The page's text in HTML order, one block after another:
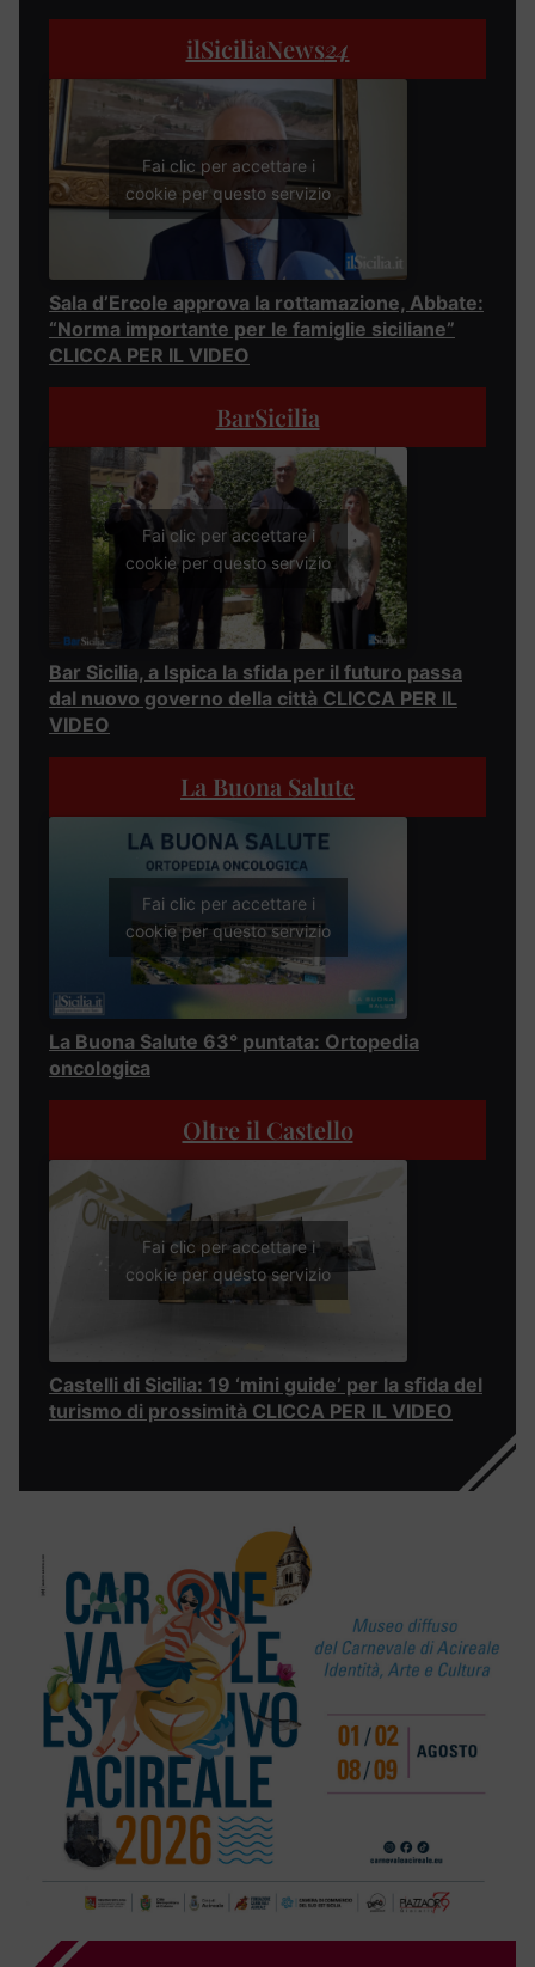
ilSiciliaNews24
Fai clic per accettare i
cookie per questo servizio
Sala d’Ercole approva la rottamazione, Abbate:
“Norma importante per le famiglie siciliane”
CLICCA PER IL VIDEO
BarSicilia
Fai clic per accettare i
cookie per questo servizio
Bar Sicilia, a Ispica la sfida per il futuro passa
dal nuovo governo della città CLICCA PER IL
VIDEO
La Buona Salute
Fai clic per accettare i
cookie per questo servizio
La Buona Salute 63° puntata: Ortopedia
oncologica
Oltre il Castello
Fai clic per accettare i
cookie per questo servizio
Castelli di Sicilia: 19 ‘mini guide’ per la sfida del
turismo di prossimità CLICCA PER IL VIDEO